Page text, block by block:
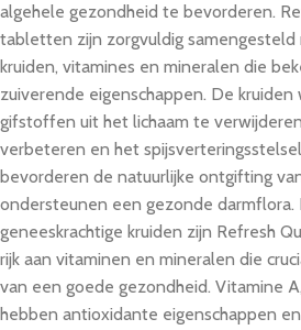
algehele gezondheid te bevorderen.
tabletten zijn zorgvuldig samengesteld
kruiden, vitamines en mineralen die
zuiverende eigenschappen. De kruiden
gifstoffen uit het lichaam te
verbeteren en het
bevorderen de natuurlijke ontgifting
ondersteunen een gezonde darmflora.
geneeskrachtige kruiden zijn Refresh
rijk aan vitaminen en mineralen die
van een goede gezondheid. Vitamine
hebben antioxidante eigenschappen